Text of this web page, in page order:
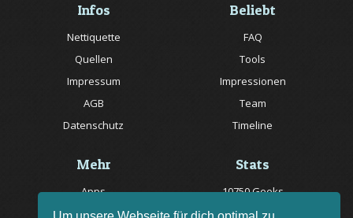
Infos
Nettiquette
Quellen
Impressum
AGB
Datenschutz
Beliebt
FAQ
Tools
Impressionen
Team
Timeline
Mehr
Apps
Jobs
Stats
10750 Geeks
20057 Rätsel online